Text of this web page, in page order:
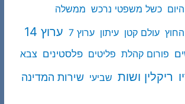
כשל משפטי נרכש ממשלה
עולם קטן עיתון ערוץ 7 ערוץ 14
פורום קהלת פליטים פלסטינים צבא
ריקלין ושות שביעי שירות המדינה